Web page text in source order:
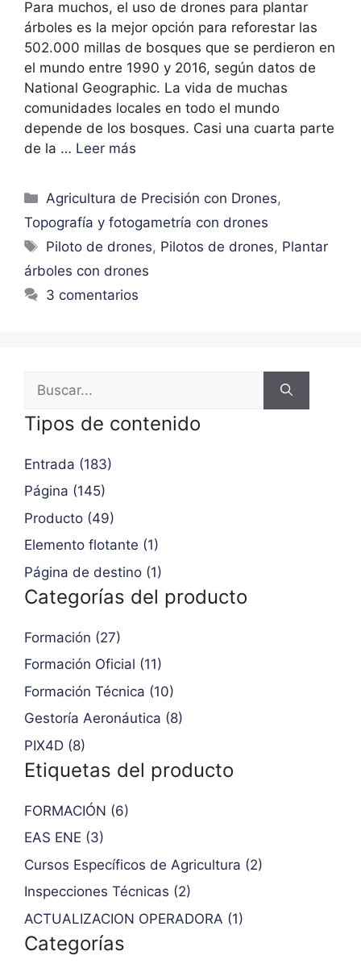
Para muchos, el uso de drones para plantar
árboles es la mejor opción para reforestar las
502.000 millas de bosques que se perdieron en
el mundo entre 1990 y 2016, según datos de
National Geographic. La vida de muchas
comunidades locales en todo el mundo
depende de los bosques. Casi una cuarta parte
de la … Leer más
Agricultura de Precisión con Drones,
Topografía y fotogametría con drones
Piloto de drones, Pilotos de drones, Plantar
árboles con drones
3 comentarios
Tipos de contenido
Entrada (183)
Página (145)
Producto (49)
Elemento flotante (1)
Página de destino (1)
Categorías del producto
Formación (27)
Formación Oficial (11)
Formación Técnica (10)
Gestoría Aeronáutica (8)
PIX4D (8)
Etiquetas del producto
FORMACIÓN (6)
EAS ENE (3)
Cursos Específicos de Agricultura (2)
Inspecciones Técnicas (2)
ACTUALIZACION OPERADORA (1)
Categorías